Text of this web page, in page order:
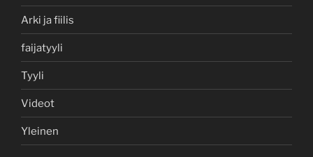
Arki ja fiilis
faijatyyli
Tyyli
Videot
Yleinen